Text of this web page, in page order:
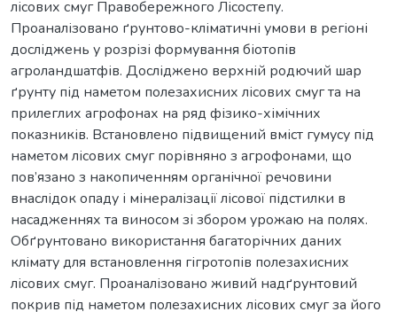
лісових смуг Правобережного Лісостепу.
Проаналізовано ґрунтово-кліматичні умови в регіоні
досліджень у розрізі формування біотопів
агроландшатфів. Досліджено верхній родючий шар
ґрунту під наметом полезахисних лісових смуг та на
прилеглих агрофонах на ряд фізико-хімічних
показників. Встановлено підвищений вміст гумусу під
наметом лісових смуг порівняно з агрофонами, що
пов’язано з накопиченням органічної речовини
внаслідок опаду і мінералізації лісової підстилки в
насадженнях та виносом зі збором урожаю на полях.
Обґрунтовано використання багаторічних даних
клімату для встановлення гігротопів полезахисних
лісових смуг. Проаналізовано живий надґрунтовий
покрив під наметом полезахисних лісових смуг за його